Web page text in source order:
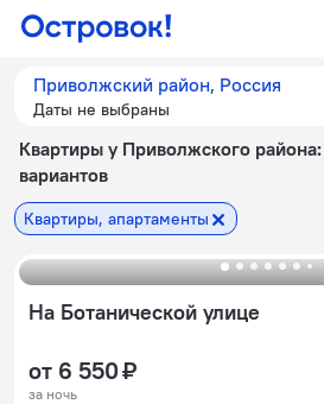
Приволжский район, Россия
Даты не выбраны
Квартиры у Приволжского района
вариантов
Квартиры, апартаменты
На Ботанической улице
от 6 550 ₽
за ночь